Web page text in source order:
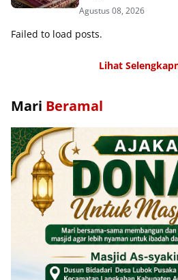
Agustus 08, 2026
Failed to load posts.
Lihat
Mari Beramal